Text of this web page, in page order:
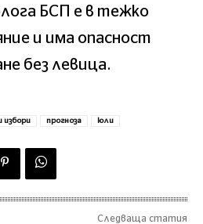
БСП е в тежко
и има опасност
без левица.
избори прогноза юли
Следваща статия